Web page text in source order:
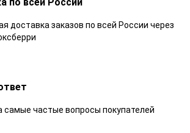
доставка заказов по всей России через
самые частые вопросы покупателей